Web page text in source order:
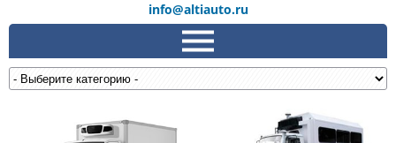
info@altiauto.ru